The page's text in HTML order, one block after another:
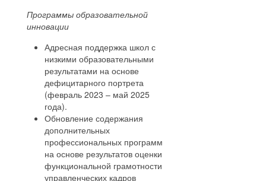
Программы образовательной
инновации
Адресная поддержка школ с
низкими образовательными
результатами на основе
дефицитарного портрета
(февраль 2023 – май 2025
года).
Обновление содержания
дополнительных
профессиональных программ
на основе результатов оценки
функциональной грамотности
управленческих кадров